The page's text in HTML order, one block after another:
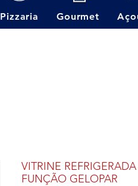
VITRINE
FUNÇÃO GELOPAR
Pizzaria Gourmet